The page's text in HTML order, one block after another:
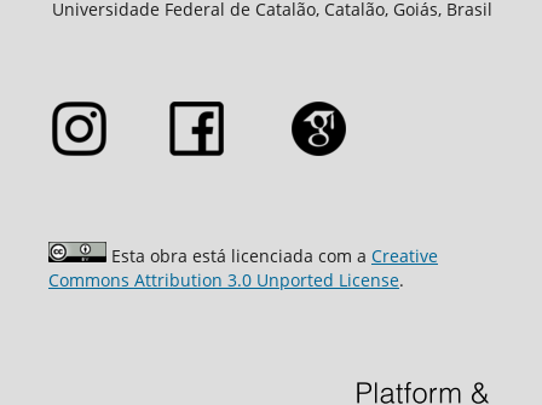
Universidade Federal de Catalão, Catalão, Goiás, Brasil
Esta obra está licenciada com a Creative
Commons Attribution 3.0 Unported License.